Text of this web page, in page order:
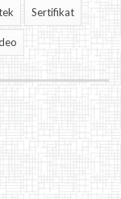
Sertifikat